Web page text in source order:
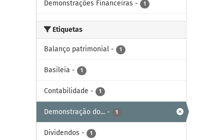
Demonstrações Financeiras - 1
Etiquetas
Balanço patrimonial - 1
Basileia - 1
Contabilidade - 1
Demonstração do... - 1
Dividendos - 1